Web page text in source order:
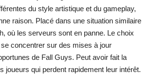
du style artistique et du gameplay,
raison. Placé dans une situation similaire
où les serveurs sont en panne. Le choix
concentrer sur des mises à jour
de Fall Guys. Peut avoir fait la
joueurs qui perdent rapidement leur intérêt.